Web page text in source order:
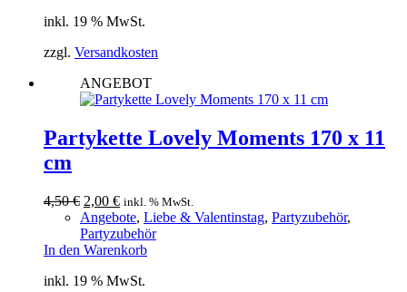
inkl. 19 % MwSt.
zzgl. Versandkosten
ANGEBOT
Partykette Lovely Moments 170 x 11
cm
4,50€ Ursprünglicher
Preis
war:
4,50 €
2,00 €Aktueller
Preis
ist:
2,00 €.
inkl. % MwSt.
Angebote, Liebe & Valentinstag, Partyzubehör,
Partyzubehör
In den Warenkorb
inkl. 19 % MwSt.